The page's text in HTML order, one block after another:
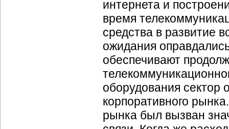
интернета и
время
средства в развитие
ожидания
обеспечивают
оборудования сектор
корпоративного
рынка был вызван